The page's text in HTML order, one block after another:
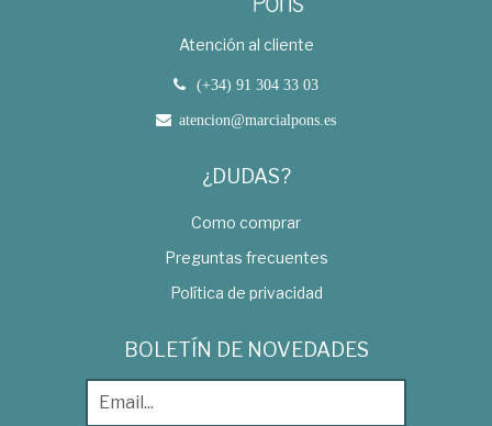
Atención al cliente
(+34) 91 304 33 03
atencion@marcialpons.es
¿DUDAS?
Como comprar
Preguntas frecuentes
Política de privacidad
BOLETÍN DE NOVEDADES